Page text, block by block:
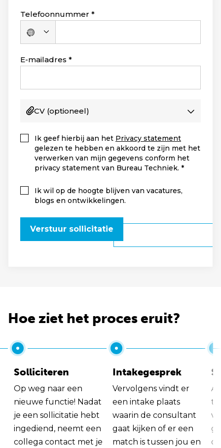
Telefoonnummer
Geen
land
geselecteerd
E-mailadres
CV (optioneel)
Ik geef hierbij aan het Privacy statement
gelezen te hebben en akkoord te zijn met het
verwerken van mijn gegevens conform het
privacy statement van Bureau Techniek.
Ik wil op de hoogte blijven van vacatures,
blogs en ontwikkelingen.
Verstuur sollicitatie
Hoe ziet het proces eruit?
Solliciteren
Op weg naar een
nieuwe functie! Nadat
je een sollicitatie hebt
ingediend, neemt een
collega contact met je
Intakegesprek
Vervolgens vindt er
een intake plaats
waarin de consultant
gaat kijken of er een
match is tussen jou en